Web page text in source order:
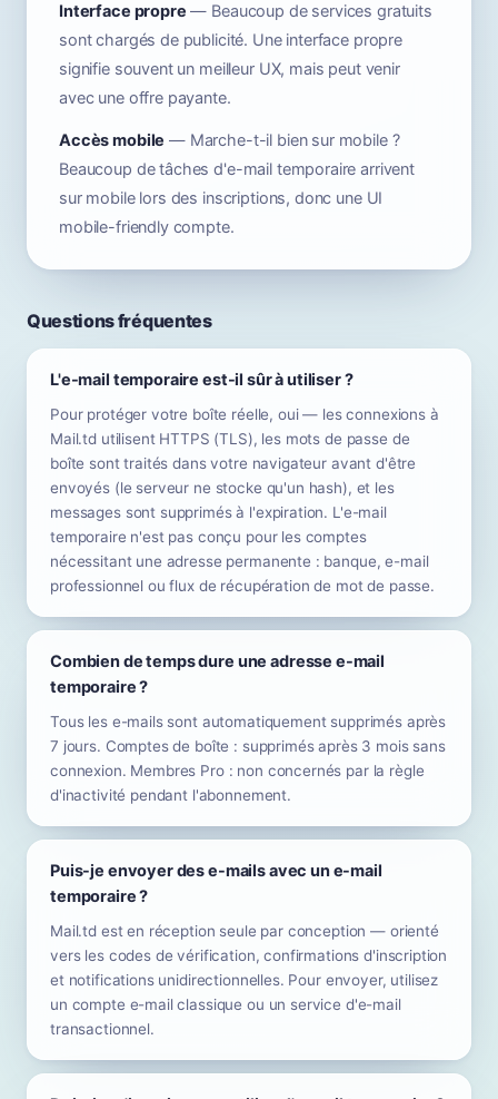
Interface propre — Beaucoup de services gratuits
sont chargés de publicité. Une interface propre
signifie souvent un meilleur UX, mais peut venir
avec une offre payante.
Accès mobile — Marche-t-il bien sur mobile ?
Beaucoup de tâches d'e-mail temporaire arrivent
sur mobile lors des inscriptions, donc une UI
mobile-friendly compte.
Questions fréquentes
L'e-mail temporaire est-il sûr à utiliser ?
Pour protéger votre boîte réelle, oui — les connexions à
Mail.td utilisent HTTPS (TLS), les mots de passe de
boîte sont traités dans votre navigateur avant d'être
envoyés (le serveur ne stocke qu'un hash), et les
messages sont supprimés à l'expiration. L'e-mail
temporaire n'est pas conçu pour les comptes
nécessitant une adresse permanente : banque, e-mail
professionnel ou flux de récupération de mot de passe.
Combien de temps dure une adresse e-mail
temporaire ?
Tous les e-mails sont automatiquement supprimés après
7 jours. Comptes de boîte : supprimés après 3 mois sans
connexion. Membres Pro : non concernés par la règle
d'inactivité pendant l'abonnement.
Puis-je envoyer des e-mails avec un e-mail
temporaire ?
Mail.td est en réception seule par conception — orienté
vers les codes de vérification, confirmations d'inscription
et notifications unidirectionnelles. Pour envoyer, utilisez
un compte e-mail classique ou un service d'e-mail
transactionnel.